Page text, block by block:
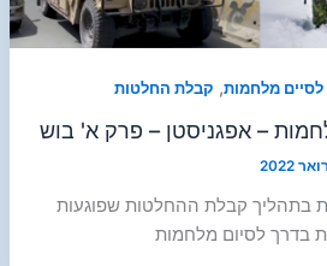
מלחמות, קבלת החלטות
– אפגניסטן – פרק א' בוש
בתהליך קבלת ההחלטות שפוגעות
בדרך לסיום מלחמות